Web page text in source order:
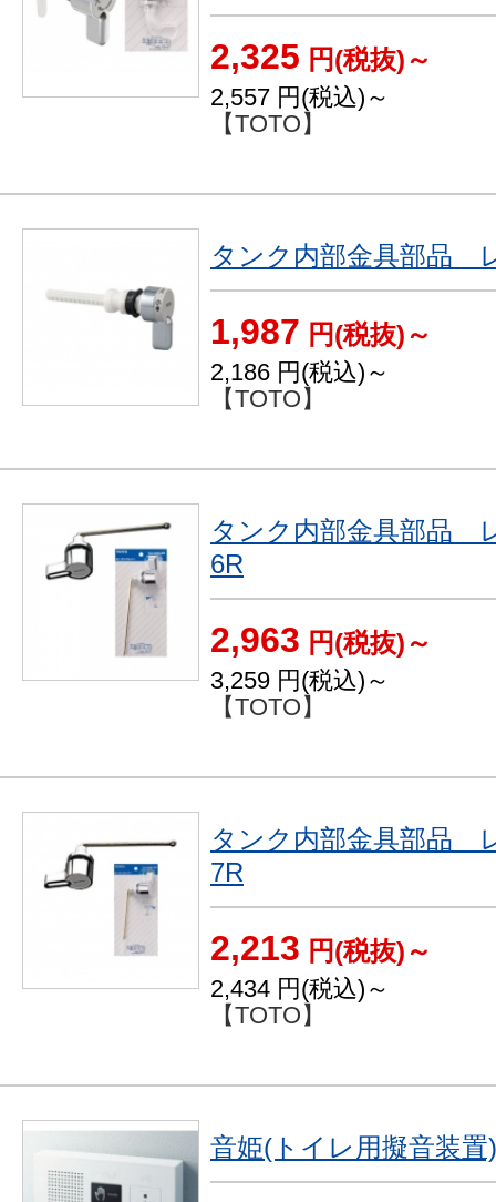
2,325 円(税抜)～
2,557 円(税込)～
【TOTO】
タンク内部金具部品
1,987 円(税抜)～
2,186 円(税込)～
【TOTO】
タンク内部金具部品
6R
2,963 円(税抜)～
3,259 円(税込)～
【TOTO】
タンク内部金具部品
7R
2,213 円(税抜)～
2,434 円(税込)～
【TOTO】
音姫(トイレ用擬音装置)